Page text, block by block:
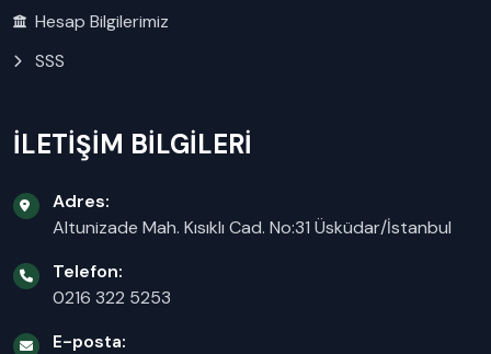
Hesap Bilgilerimiz
SSS
İLETİŞİM BİLGİLERİ
Adres:
Altunizade Mah. Kısıklı Cad. No:31 Üsküdar/İstanbul
Telefon:
0216 322 5253
E-posta: